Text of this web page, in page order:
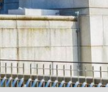
「最悪の空気のま